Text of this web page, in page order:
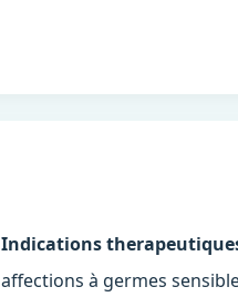
Indications
affections à germes